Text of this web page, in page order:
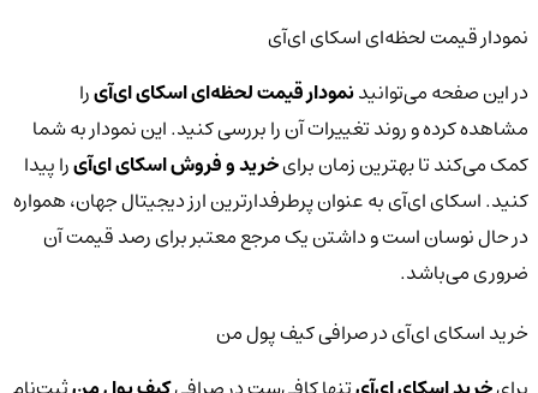
نمودار قیمت لحظه‌ای اسکای ای‌آی
در این صفحه می‌توانیدنمودار قیمت لحظه‌ای اسکای ای‌آیرا
مشاهده کرده و روند تغییرات آن را بررسی کنید. این نمودار به شما
کمک می‌کند تا بهترین زمان برایخرید و فروش اسکای ای‌آیرا پیدا
کنید. اسکای ای‌آی به عنوان پرطرفدارترین ارز دیجیتال جهان، همواره
در حال نوسان است و داشتن یک مرجع معتبر برای رصد قیمت آن
ضروری می‌باشد.
خرید اسکای ای‌آی در صرافی کیف پول من